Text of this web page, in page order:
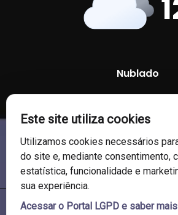
Nublado
91 % 1009 mb
Este site utiliza cookies
Utilizamos cookies necessários
do site e, mediante consentimento,
estatística, funcionalidade e
sua experiência.
Acessar o Portal LGPD e saber mais